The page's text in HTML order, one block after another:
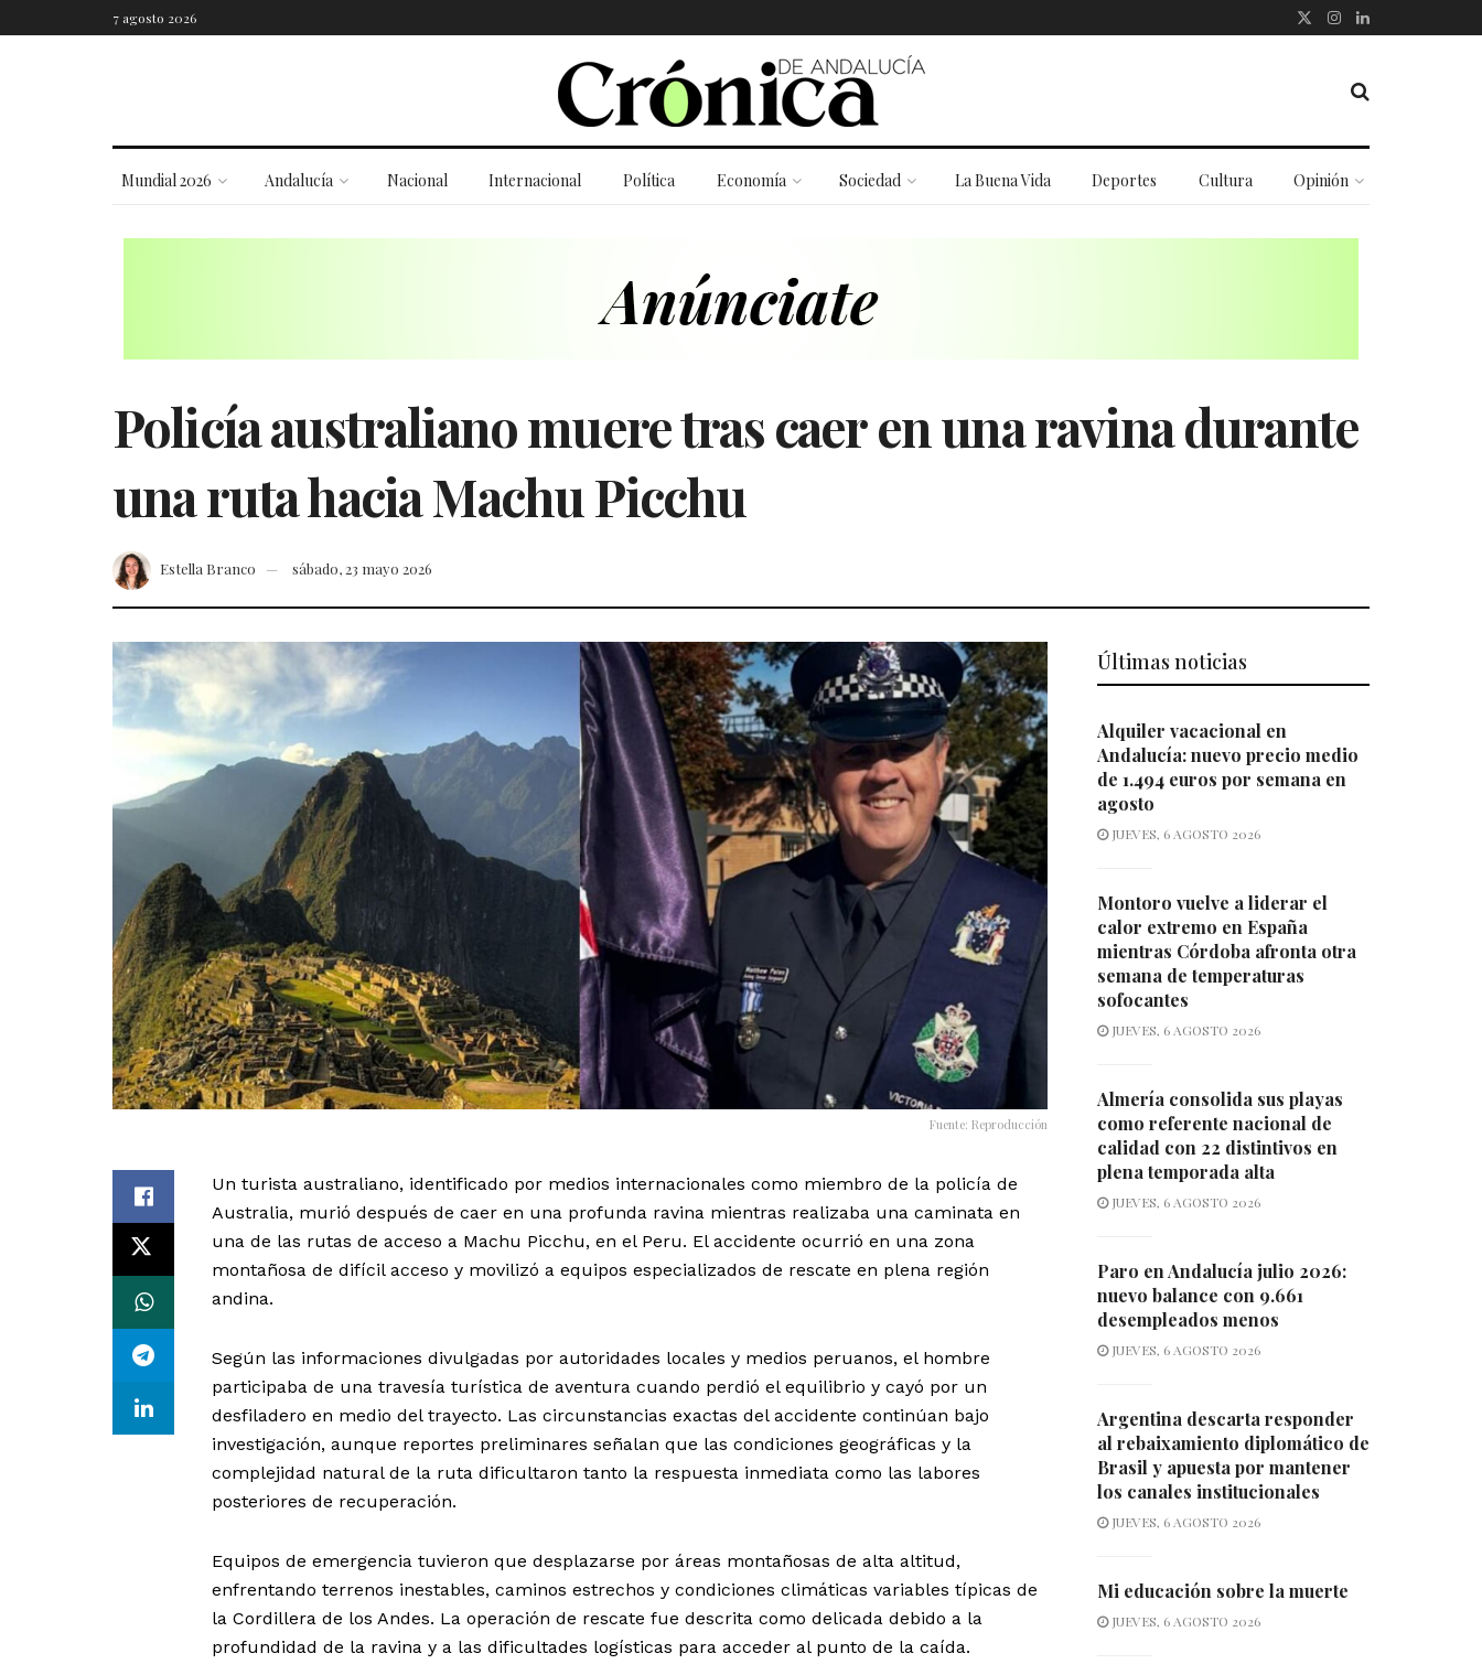
7 agosto 2026
Mundial 2026 Andalucía Nacional Internacional Política Economía Sociedad La Buena Vida Deportes Cultura Opinión
Policía australiano muere tras caer en una ravina durante
una ruta hacia Machu Picchu
Estella Branco sábado, 23 mayo 2026
Fuente: Reproducción
Un turista australiano, identificado por medios internacionales como miembro de la policía de
Australia, murió después de caer en una profunda ravina mientras realizaba una caminata en
una de las rutas de acceso a Machu Picchu, en el Peru. El accidente ocurrió en una zona
montañosa de difícil acceso y movilizó a equipos especializados de rescate en plena región
andina.
Según las informaciones divulgadas por autoridades locales y medios peruanos, el hombre
participaba de una travesía turística de aventura cuando perdió el equilibrio y cayó por un
desfiladero en medio del trayecto. Las circunstancias exactas del accidente continúan bajo
investigación, aunque reportes preliminares señalan que las condiciones geográficas y la
complejidad natural de la ruta dificultaron tanto la respuesta inmediata como las labores
posteriores de recuperación.
Equipos de emergencia tuvieron que desplazarse por áreas montañosas de alta altitud,
enfrentando terrenos inestables, caminos estrechos y condiciones climáticas variables típicas de
la Cordillera de los Andes. La operación de rescate fue descrita como delicada debido a la
profundidad de la ravina y a las dificultades logísticas para acceder al punto de la caída.
Últimas noticias
Alquiler vacacional en
Andalucía: nuevo precio medio
de 1.494 euros por semana en
agosto
JUEVES, 6 AGOSTO 2026
Montoro vuelve a liderar el
calor extremo en España
mientras Córdoba afronta otra
semana de temperaturas
sofocantes
JUEVES, 6 AGOSTO 2026
Almería consolida sus playas
como referente nacional de
calidad con 22 distintivos en
plena temporada alta
JUEVES, 6 AGOSTO 2026
Paro en Andalucía julio 2026:
nuevo balance con 9.661
desempleados menos
JUEVES, 6 AGOSTO 2026
Argentina descarta responder
al rebaixamiento diplomático de
Brasil y apuesta por mantener
los canales institucionales
JUEVES, 6 AGOSTO 2026
Mi educación sobre la muerte
JUEVES, 6 AGOSTO 2026